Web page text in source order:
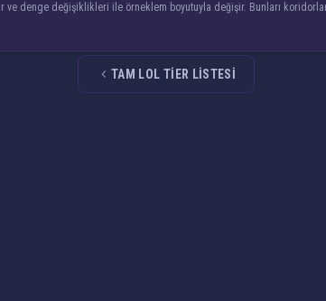
ve denge değişiklikleri ile örneklem boyutuyla değişir. Bunları
TAM LOL TIER LISTESI